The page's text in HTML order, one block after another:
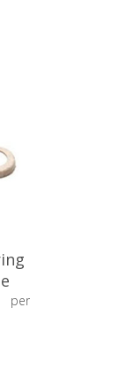
per